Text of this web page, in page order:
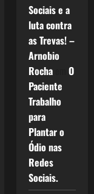
Sociais e a
luta contra
as Trevas! –
Arnobio
Rochaem O
Paciente
Trabalho
para
Plantar o
Ódio nas
Redes
Sociais.